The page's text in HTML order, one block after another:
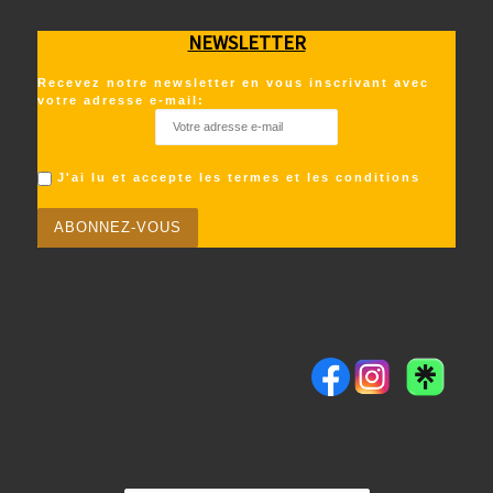
NEWSLETTER
Recevez notre newsletter en vous inscrivant avec
votre adresse e-mail:
J'ai lu et accepte les termes et les conditions